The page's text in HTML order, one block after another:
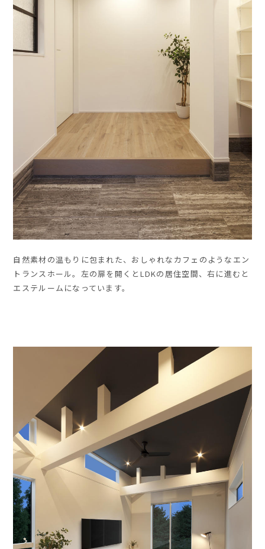
自然素材の温もりに包まれた、おしゃれなカフェのようなエン
トランスホール。左の扉を開くとLDKの居住空間、右に進むと
エステルームになっています。